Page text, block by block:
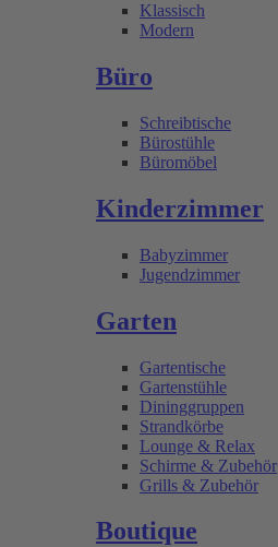
Klassisch
Modern
Büro
Schreibtische
Bürostühle
Büromöbel
Kinderzimmer
Babyzimmer
Jugendzimmer
Garten
Gartentische
Gartenstühle
Dininggruppen
Strandkörbe
Lounge & Relax
Schirme & Zubehör
Grills & Zubehör
Boutique